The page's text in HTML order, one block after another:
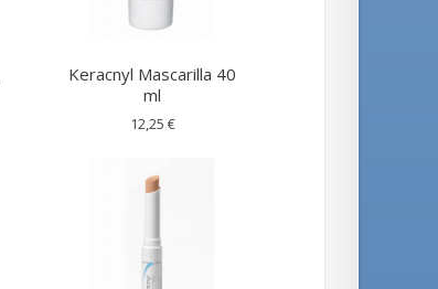
Keracnyl Mascarilla 40
ml
12,25 €